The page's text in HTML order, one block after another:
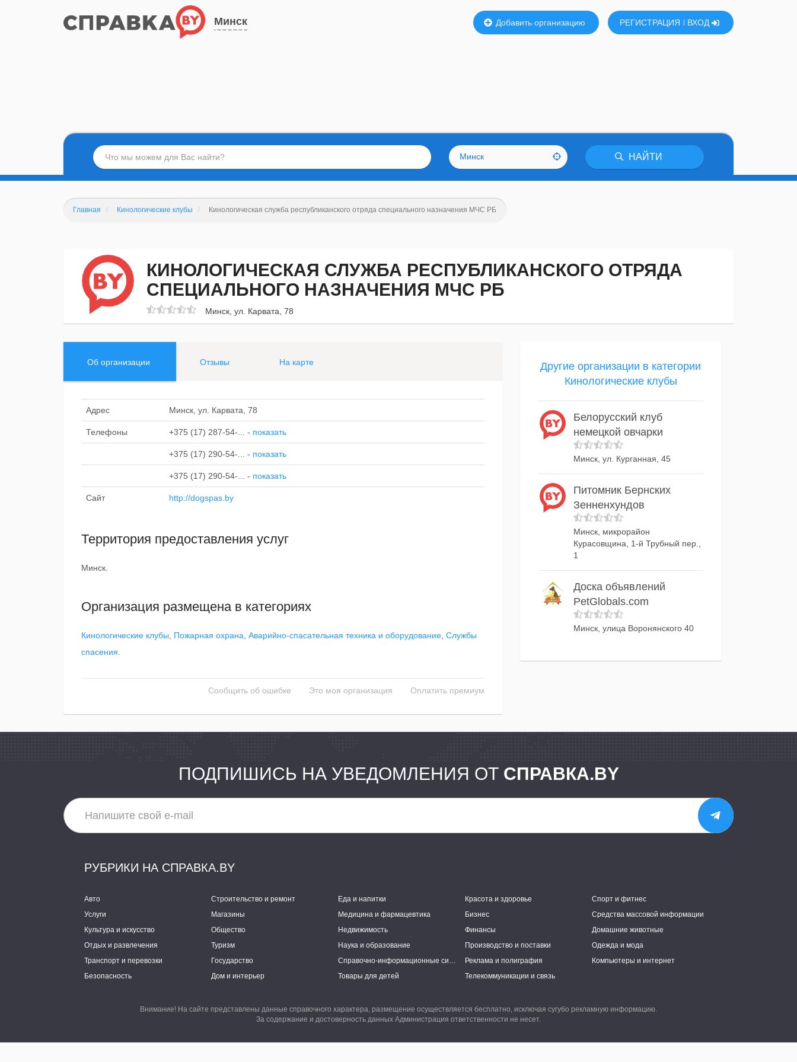
Минск Добавить организацию РЕГИСТРАЦИЯ ВХОД
Минск НАЙТИ
Главная Кинологические клубы Кинологическая служба республиканского отряда специального назначения МЧС РБ
КИНОЛОГИЧЕСКАЯ СЛУЖБА РЕСПУБЛИКАНСКОГО ОТРЯДА
СПЕЦИАЛЬНОГО НАЗНАЧЕНИЯ МЧС РБ
Минск, ул. Карвата, 78
Об организации Отзывы На карте
Адрес Минск, ул. Карвата, 78
Телефоны +375 (17) 287-54-... - показать
+375 (17) 290-54-... - показать
+375 (17) 290-54-... - показать
Сайт http://dogspas.by
Территория предоставления услуг
Минск.
Организация размещена в категориях
Кинологические клубы Пожарная охрана Аварийно-спасательная техника и оборудование Службы
спасения
Сообщить об ошибке Это моя организация Оплатить премиум
Другие организации в категории
Кинологические клубы
Белорусский клуб
немецкой овчарки
Минск, ул. Курганная, 45
Питомник Бернских
Зенненхундов
Минск, микрорайон
Курасовщина, 1-й Трубный пер.,
1
Доска объявлений
PetGlobals.com
Минск, улица Воронянского 40
ПОДПИШИСЬ НА УВЕДОМЛЕНИЯ ОТ СПРАВКА.BY
РУБРИКИ НА СПРАВКА.BY
Авто Строительство и ремонт Еда и напитки Красота и здоровье
Спорт и фитнес
Услуги
Магазины Медицина и фармацевтика Бизнес
Средства массовой информации
Культура и искусство
Общество Недвижимость Финансы
Домашние животные
Отдых и развлечения
Туризм Наука и образование Производство и поставки
Одежда и мода
Транспорт и перевозки
Государство Справочно-информационные системы Реклама и полиграфия
Компьютеры и интернет
Безопасность
Дом и интерьер Товары для детей Телекоммуникации и связь
Внимание! На сайте представлены данные справочного характера, размещение осуществляется бесплатно, исключая сугубо рекламную информацию.
За содержание и достоверность данных Администрация ответственности не несет.